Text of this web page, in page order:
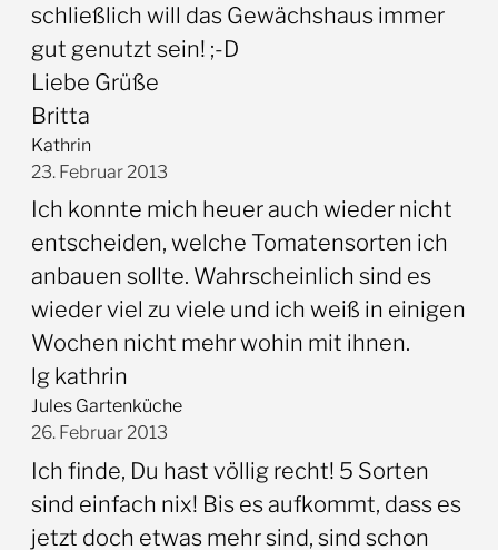
schließlich will das Gewächshaus immer
gut genutzt sein! ;-D
Liebe Grüße
Britta
Kathrin
23. Februar 2013
Ich konnte mich heuer auch wieder nicht
entscheiden, welche Tomatensorten ich
anbauen sollte. Wahrscheinlich sind es
wieder viel zu viele und ich weiß in einigen
Wochen nicht mehr wohin mit ihnen.
lg kathrin
Jules Gartenküche
26. Februar 2013
Ich finde, Du hast völlig recht! 5 Sorten
sind einfach nix! Bis es aufkommt, dass es
jetzt doch etwas mehr sind, sind schon